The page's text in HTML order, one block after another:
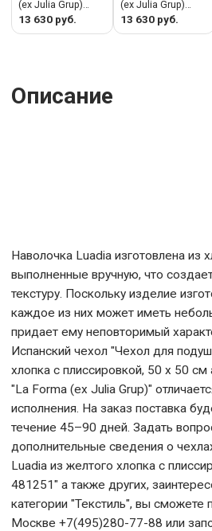
(ех Julia Grup)
Чехол для
подушки Luadia
481255
13 630 руб.
(ех Julia Grup)
Чехол для
подушки Luadia
13 630 руб.
Описание
Наволочка Luadia изготовлена из
выполненные вручную, что
текстуру. Поскольку изделие
каждое из них может иметь
придает ему неповторимый
Испанский чехол "Чехол для
хлопка с плиссировкой, 50 x 50
"La Forma (ех Julia Grup)"
исполнения. На заказ поставка
течение 45–90 дней. Задать
дополнительные сведения о
Luadia из желтого хлопка с
481251" а также других,
категории "Текстиль", вы сможете
Москве +7(495)280-77-88 или